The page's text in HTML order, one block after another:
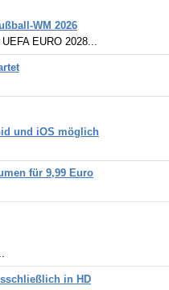
WM 2026
EURO 2028...
und iOS möglich
für 9,99 Euro
in HD